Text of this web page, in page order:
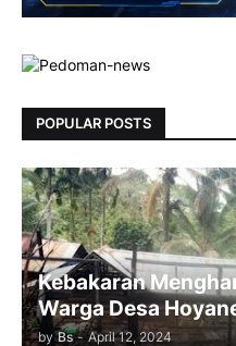
POPULAR POSTS
Kebakaran
Warga Desa
by Bs - April 12, 2024